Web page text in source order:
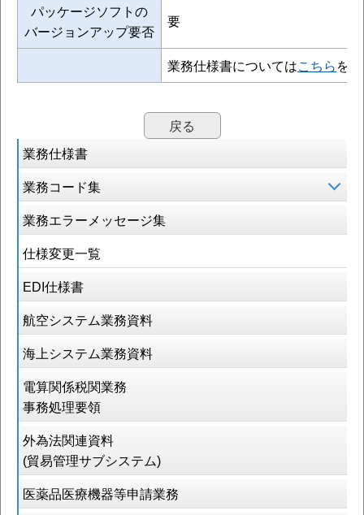
業務仕様書
業務コード集
業務エラーメッセージ集
仕様変更一覧
EDI仕様書
航空システム業務資料
海上システム業務資料
電算関係税関業務
事務処理要領
外為法関連資料
(貿易管理サブシステム)
医薬品医療機器等申請業務
パッケージソフトの
バージョンアップ要否
要
業務仕様書についてはこちらを
戻る